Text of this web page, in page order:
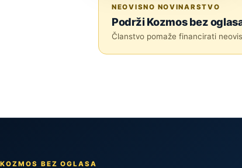
NEOVISNO NOVINARSTVO
Podrži Kozmos bez
Članstvo pomaže financirati
KOZMOS BEZ OGLASA